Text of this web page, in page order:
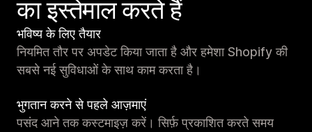
का इस्तेमाल करते हैं
भविष्य के लिए तैयार
नियमित तौर पर अपडेट किया जाता है और हमेशा Shopify की
सबसे नई सुविधाओं के साथ काम करता है।
भुगतान करने से पहले आज़माएं
पसंद आने तक कस्टमाइज़ करें। सिर्फ़ प्रकाशित करते समय